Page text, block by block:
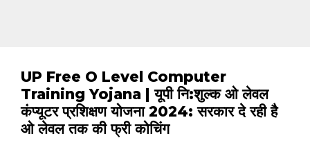
UP Free O Level Computer
Training Yojana | यूपी नि:शुल्क ओ लेवल
कंप्यूटर प्रशिक्षण योजना 2024: सरकार दे रही है
ओ लेवल तक की फ्री कोचिंग